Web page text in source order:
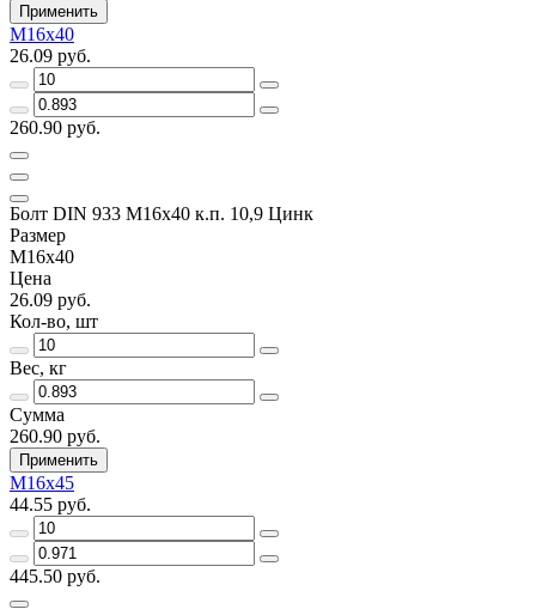
Применить
М16х40
26.09 руб.
260.90 руб.
Болт DIN 933 М16х40 к.п. 10,9 Цинк
Размер
М16х40
Цена
26.09 руб.
Кол-во, шт
Вес, кг
Сумма
260.90 руб.
Применить
М16х45
44.55 руб.
445.50 руб.